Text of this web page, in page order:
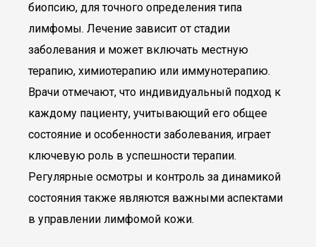
биопсию, для точного определения типа
лимфомы. Лечение зависит от стадии
заболевания и может включать местную
терапию, химиотерапию или иммунотерапию.
Врачи отмечают, что индивидуальный подход к
каждому пациенту, учитывающий его общее
состояние и особенности заболевания, играет
ключевую роль в успешности терапии.
Регулярные осмотры и контроль за динамикой
состояния также являются важными аспектами
в управлении лимфомой кожи.